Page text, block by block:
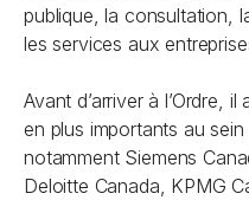
publique, la consultation,
les services aux
Avant d’arriver à l’Ordre,
en plus importants au
notamment Siemens
Deloitte Canada, KPMG